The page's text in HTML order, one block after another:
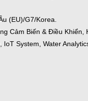
(EU)/G7/Korea.
Cảm Biến & Điều Khiển,
System, Water